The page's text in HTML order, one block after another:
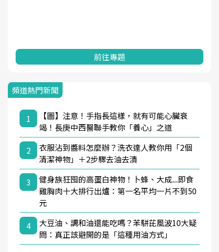
前往專題
頻道熱門新聞
1
【圖】注意！手指長這樣，就有可能心臟衰
竭！長庚中西醫聯手教你「養心」之道
2
衣服沾到醬料怎麼辦？洗衣達人教你用「2個
清潔神物」＋2步驟去油去漬
3
健身族狂囤的高蛋白神物！卜蜂、大成...即食
雞胸肉十大排行出爐：第一名平均一片不到50
元
4
大豆油、調和油還能吃嗎？苯駢芘風波10大疑
問：真正該避開的是「這種用油方式」